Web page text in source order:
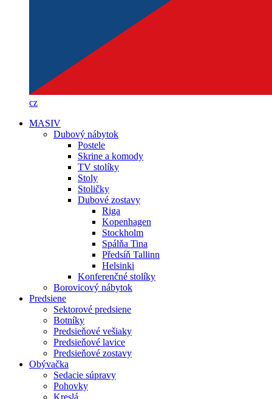
cz
MASIV
Dubový nábytok
Postele
Skrine a komody
TV stolíky
Stoly
Stoličky
Dubové zostavy
Riga
Kopenhagen
Stockholm
Spálňa Tina
Předsíň Tallinn
Helsinki
Konferenčné stolíky
Borovicový nábytok
Predsiene
Sektorové predsiene
Botníky
Predsieňové vešiaky
Predsieňové lavice
Predsieňové zostavy
Obývačka
Sedacie súpravy
Pohovky
Kreslá